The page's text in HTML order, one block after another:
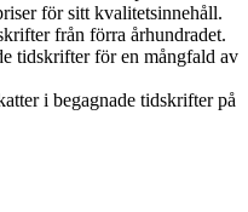
för sitt kvalitetsinnehåll.
från förra århundradet.
tidskrifter för en mångfald av
i begagnade tidskrifter på